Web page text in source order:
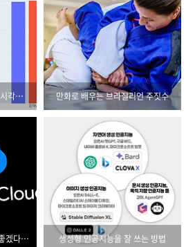
데이터 분석의 꽃은 시각화, 시각화의 꽃은 바로 Plotly 만화로 배우는 브라질리언 주짓수
구글 클라우드 개발자는 참 좋겠다, 이 책이 나와서 생성형 인공지능을 잘 쓰는 방법